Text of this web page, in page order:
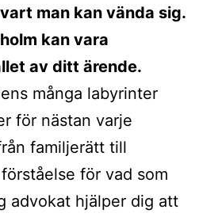
man kan vända sig.
kan vara
av ditt ärende.
många labyrinter
för nästan varje
familjerätt till
för vad som
advokat hjälper dig att